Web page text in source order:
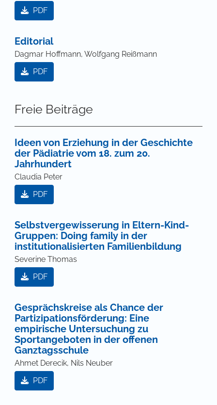
PDF
Editorial
Dagmar Hoffmann, Wolfgang Reißmann
PDF
Freie Beiträge
Ideen von Erziehung in der Geschichte
der Pädiatrie vom 18. zum 20.
Jahrhundert
Claudia Peter
PDF
Selbstvergewisserung in Eltern-Kind-
Gruppen: Doing family in der
institutionalisierten Familienbildung
Severine Thomas
PDF
Gesprächskreise als Chance der
Partizipationsförderung: Eine
empirische Untersuchung zu
Sportangeboten in der offenen
Ganztagsschule
Ahmet Derecik, Nils Neuber
PDF